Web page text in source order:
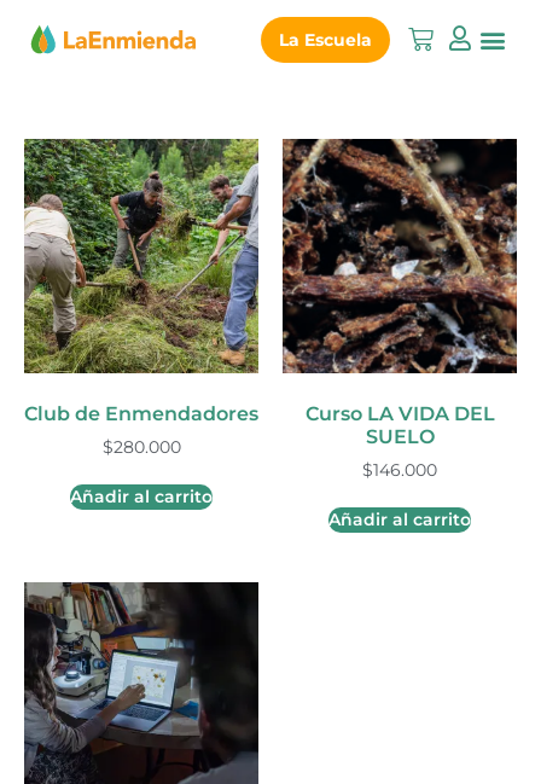
La Escuela
Club de Enmendadores
$280.000
Añadir al carrito
Curso LA VIDA DEL
SUELO
$146.000
Añadir al carrito